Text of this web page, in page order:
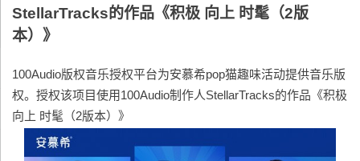
StellarTracks的作品《积极 向上 时髦（2版
本）》
100Audio版权音乐授权平台为安慕希pop猫趣味活动提供音乐版
权。授权该项目使用100Audio制作人StellarTracks的作品《积极
向上 时髦（2版本）》